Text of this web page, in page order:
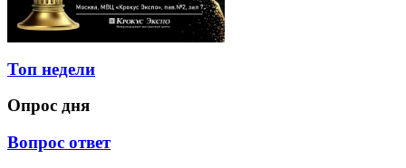
Топ недели
Опрос дня
Вопрос ответ